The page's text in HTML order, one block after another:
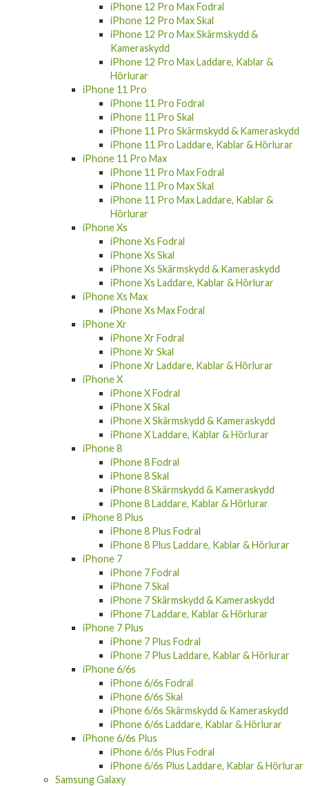
iPhone 12 Pro Max Fodral
iPhone 12 Pro Max Skal
iPhone 12 Pro Max Skärmskydd &
Kameraskydd
iPhone 12 Pro Max Laddare, Kablar &
Hörlurar
iPhone 11 Pro
iPhone 11 Pro Fodral
iPhone 11 Pro Skal
iPhone 11 Pro Skärmskydd & Kameraskydd
iPhone 11 Pro Laddare, Kablar & Hörlurar
iPhone 11 Pro Max
iPhone 11 Pro Max Fodral
iPhone 11 Pro Max Skal
iPhone 11 Pro Max Laddare, Kablar &
Hörlurar
iPhone Xs
iPhone Xs Fodral
iPhone Xs Skal
iPhone Xs Skärmskydd & Kameraskydd
iPhone Xs Laddare, Kablar & Hörlurar
iPhone Xs Max
iPhone Xs Max Fodral
iPhone Xr
iPhone Xr Fodral
iPhone Xr Skal
iPhone Xr Laddare, Kablar & Hörlurar
iPhone X
iPhone X Fodral
iPhone X Skal
iPhone X Skärmskydd & Kameraskydd
iPhone X Laddare, Kablar & Hörlurar
iPhone 8
iPhone 8 Fodral
iPhone 8 Skal
iPhone 8 Skärmskydd & Kameraskydd
iPhone 8 Laddare, Kablar & Hörlurar
iPhone 8 Plus
iPhone 8 Plus Fodral
iPhone 8 Plus Laddare, Kablar & Hörlurar
iPhone 7
iPhone 7 Fodral
iPhone 7 Skal
iPhone 7 Skärmskydd & Kameraskydd
iPhone 7 Laddare, Kablar & Hörlurar
iPhone 7 Plus
iPhone 7 Plus Fodral
iPhone 7 Plus Laddare, Kablar & Hörlurar
iPhone 6/6s
iPhone 6/6s Fodral
iPhone 6/6s Skal
iPhone 6/6s Skärmskydd & Kameraskydd
iPhone 6/6s Laddare, Kablar & Hörlurar
iPhone 6/6s Plus
iPhone 6/6s Plus Fodral
iPhone 6/6s Plus Laddare, Kablar & Hörlurar
Samsung Galaxy